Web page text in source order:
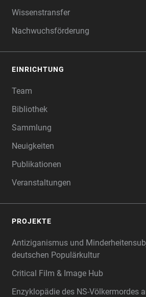
Wissenstransfer
Nachwuchsförderung
EINRICHTUNG
Team
Bibliothek
Sammlung
Neuigkeiten
Publikationen
Veranstaltungen
PROJEKTE
Antiziganismus und
deutschen Populärkultur
Critical Film & Image Hub
Enzyklopädie des NS-Völkermordes